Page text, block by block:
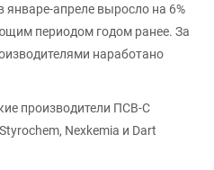
январе-апреле выросло на 6%
периодом годом ранее. За
наработано
производители ПСВ-С
Nexkemia и Dart